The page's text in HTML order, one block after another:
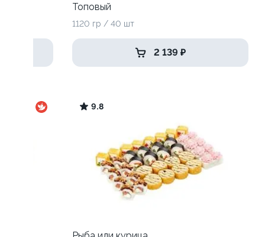
Топовый
1120 гр / 40 шт
2 139 ₽
9.8